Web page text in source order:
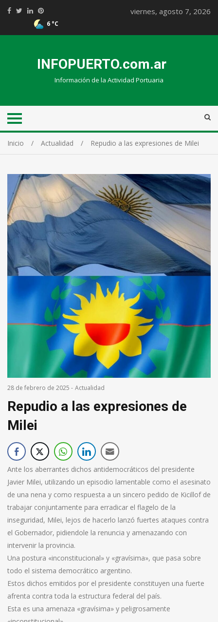
6 °C
viernes, agosto 7, 2026
INFOPUERTO.com.ar
Información de la Actividad Portuaria
Inicio Actualidad Repudio a las expresiones de Milei
28 de febrero de 2025 - Actualidad
Repudio a las expresiones de
Milei
Ante los aberrantes dichos antidemocráticos del presidente
Javier Milei, utilizando un episodio lamentable como el asesinato
de una nena y como respuesta a un sincero pedido de Kicillof de
trabajar conjuntamente para erradicar el flagelo de la
inseguridad, Milei, lejos de hacerlo lanzó fuertes ataques contra
el Gobernador, pidiendole la renuncia y amenazando con
intervenir la provincia.
Una postura «inconstitucional» y «gravísima», que pasa sobre
todo el sistema democrático argentino.
Estos dichos emitidos por el presidente constituyen una fuerte
afrenta contra toda la estructura federal del país.
Esta es una amenaza «gravísima» y peligrosamente